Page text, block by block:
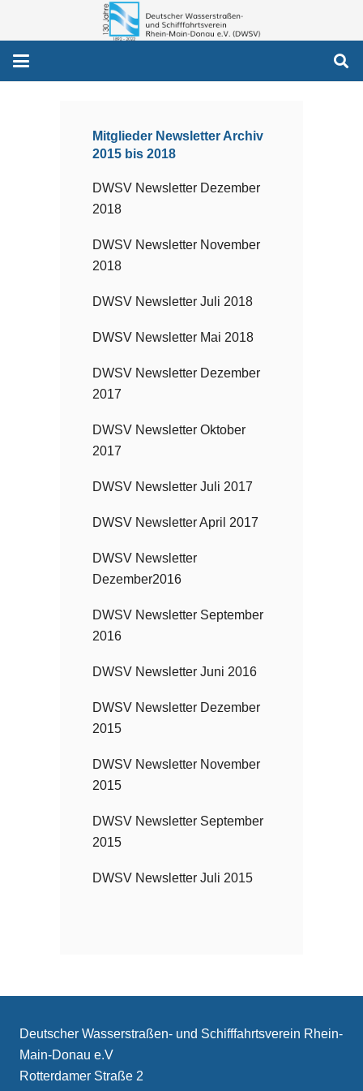
Mitglieder Newsletter Archiv
2015 bis 2018
DWSV Newsletter Dezember
2018
DWSV Newsletter November
2018
DWSV Newsletter Juli 2018
DWSV Newsletter Mai 2018
DWSV Newsletter Dezember
2017
DWSV Newsletter Oktober
2017
DWSV Newsletter Juli 2017
DWSV Newsletter April 2017
DWSV Newsletter
Dezember2016
DWSV Newsletter September
2016
DWSV Newsletter Juni 2016
DWSV Newsletter Dezember
2015
DWSV Newsletter November
2015
DWSV Newsletter September
2015
DWSV Newsletter Juli 2015
Deutscher Wasserstraßen- und Schifffahrtsverein Rhein-
Main-Donau e.V
Rotterdamer Straße 2